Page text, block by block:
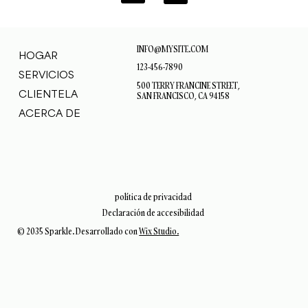
HOGAR
SERVICIOS
CLIENTELA
ACERCA DE
INFO@MYSITE.COM
123-456-7890
500 TERRY FRANCINE STREET,
SAN FRANCISCO, CA 94158
política de privacidad
Declaración de accesibilidad
© 2035 Sparkle. Desarrollado conWix Studio.